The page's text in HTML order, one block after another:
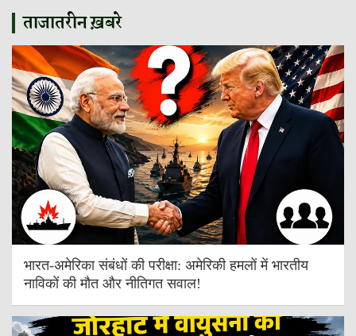
ताजातरीन ख़बरे
भारत-अमेरिका संबंधों की परीक्षा: अमेरिकी हमलों में भारतीय
नाविकों की मौत और नीतिगत सवाल!